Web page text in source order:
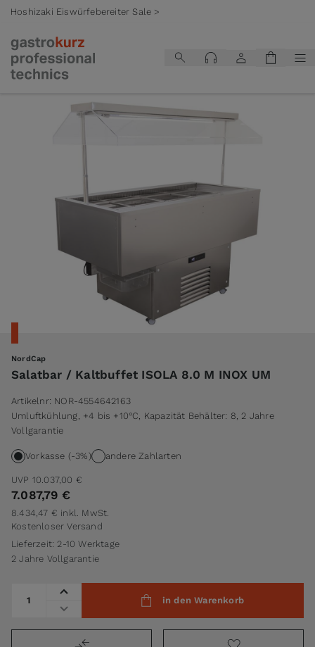
Hoshizaki Eiswürfebereiter Sale >
NordCap
Salatbar / Kaltbuffet ISOLA 8.0 M INOX UM
Artikelnr: NOR-4554642163
Umluftkühlung, +4 bis +10°C, Kapazität Behälter: 8, 2 Jahre
Vollgarantie
Vorkasse (-3%) andere Zahlarten
UVP 10.037,00 €
7.087,79 €
8.434,47 € inkl. MwSt.
Kostenloser Versand
Lieferzeit: 2-10 Werktage
2 Jahre Vollgarantie
in den Warenkorb